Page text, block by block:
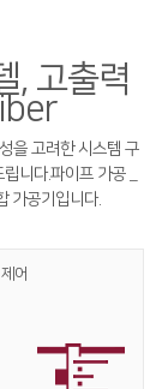
, 고출력
을 고려한 시스템 구
니다.파이프 가공 _
가공기입니다.
어